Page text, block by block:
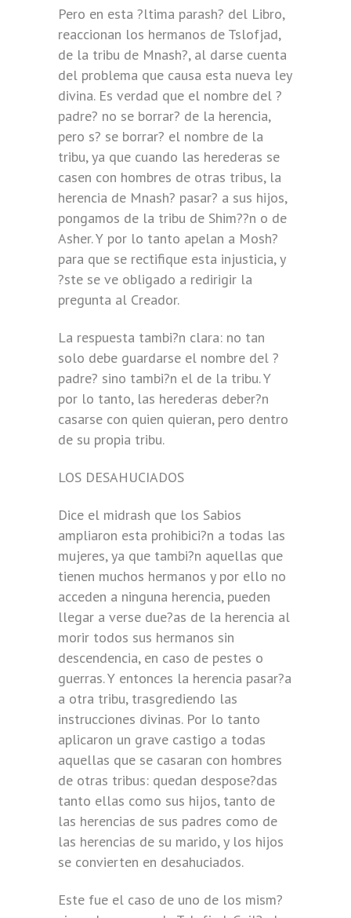
Pero en esta ?ltima parash? del Libro,
reaccionan los hermanos de Tslofjad,
de la tribu de Mnash?, al darse cuenta
del problema que causa esta nueva ley
divina. Es verdad que el nombre del ?
padre? no se borrar? de la herencia,
pero s? se borrar? el nombre de la
tribu, ya que cuando las herederas se
casen con hombres de otras tribus, la
herencia de Mnash? pasar? a sus hijos,
pongamos de la tribu de Shim??n o de
Asher. Y por lo tanto apelan a Mosh?
para que se rectifique esta injusticia, y
?ste se ve obligado a redirigir la
pregunta al Creador.
La respuesta tambi?n clara: no tan
solo debe guardarse el nombre del ?
padre? sino tambi?n el de la tribu. Y
por lo tanto, las herederas deber?n
casarse con quien quieran, pero dentro
de su propia tribu.
LOS DESAHUCIADOS
Dice el midrash que los Sabios
ampliaron esta prohibici?n a todas las
mujeres, ya que tambi?n aquellas que
tienen muchos hermanos y por ello no
acceden a ninguna herencia, pueden
llegar a verse due?as de la herencia al
morir todos sus hermanos sin
descendencia, en caso de pestes o
guerras. Y entonces la herencia pasar?a
a otra tribu, trasgrediendo las
instrucciones divinas. Por lo tanto
aplicaron un grave castigo a todas
aquellas que se casaran con hombres
de otras tribus: quedan despose?das
tanto ellas como sus hijos, tanto de
las herencias de sus padres como de
las herencias de su marido, y los hijos
se convierten en desahuciados.
Este fue el caso de uno de los mism?